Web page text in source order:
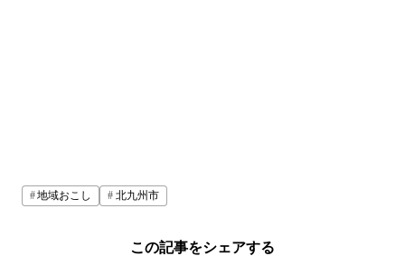
地域おこし 北九州市
この記事をシェアする